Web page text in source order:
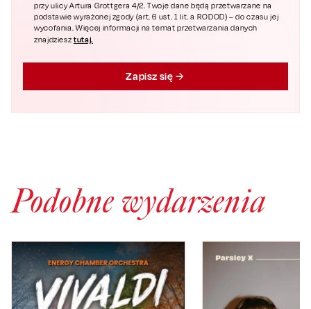
przy ulicy Artura Grottgera 4/2. Twoje dane będą przetwarzane na
podstawie wyrażonej zgody (art. 6 ust. 1 lit. a RODOD) – do czasu jej
wycofania. Więcej informacji na temat przetwarzania danych
znajdziesztutaj.
Zapisz się
Podobne wydarzenia